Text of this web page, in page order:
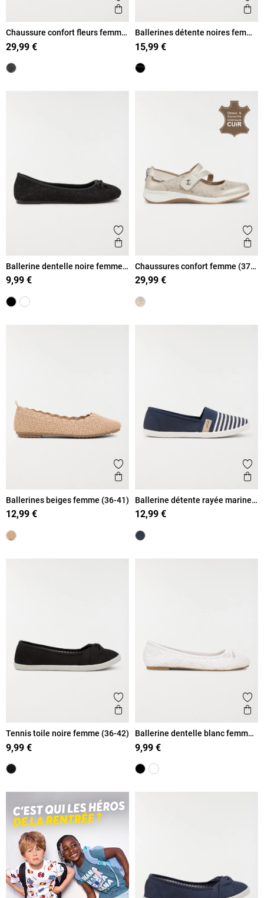
Ajouter aux favoris
Aperçu rapide
Chaussure confort fleurs femme
(36-41)
29,99 €
Ballerines détente noires femme
(37-42)
15,99 €
Ajouter aux favoris
Aperçu rapide
Ballerine dentelle noire femme
(36-41)
9,99 €
Chaussures confort femme (37-
42)
29,99 €
Ajouter aux favoris
Aperçu rapide
Ballerines beiges femme (36-41)
12,99 €
Ballerine détente rayée marine
(36-41)
12,99 €
Ajouter aux favoris
Aperçu rapide
Tennis toile noire femme (36-42)
9,99 €
Ballerine dentelle blanc femme
(36-41)
9,99 €